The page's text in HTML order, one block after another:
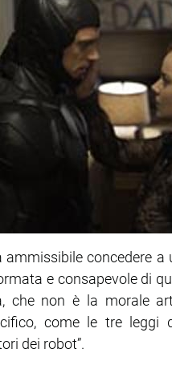
concedere
e consapevole di
che non è la morale
come le tre leggi
dei robot”.